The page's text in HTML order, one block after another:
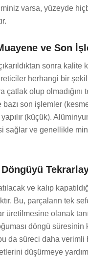
varsa, yüzeyde
ve Son
sonra kalite
herhangi bir
çatlak olup olmadığını
bazı son işlemler
(küçük).
sağlar ve genellikle
ve kalıp
Bu, parçaların tek
üretilmesine olanak
döngü süresinin
da süreci daha verimli
düşürmeye